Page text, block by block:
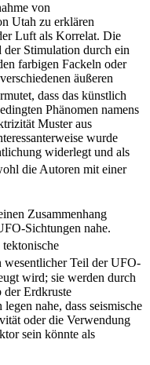
von
Utah zu erklären
Luft als Korrelat. Die
der Stimulation durch ein
farbigen Fackeln oder
äußeren
dass das künstlich
Phänomen namens
Muster aus
wurde
widerlegt und als
die Autoren mit einer
Zusammenhang
Sichtungen nahe.
wesentlicher Teil der UFO-
wird; sie werden durch
der Erdkruste
nahe, dass seismische
oder die Verwendung
sein könnte als